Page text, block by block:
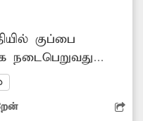
குப்பை
நடைபெறுவது
மட்டுமே